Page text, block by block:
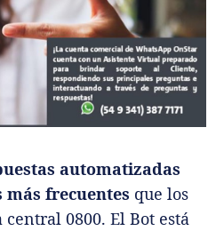
automatizadas
frecuentes que los
0800. El Bot está